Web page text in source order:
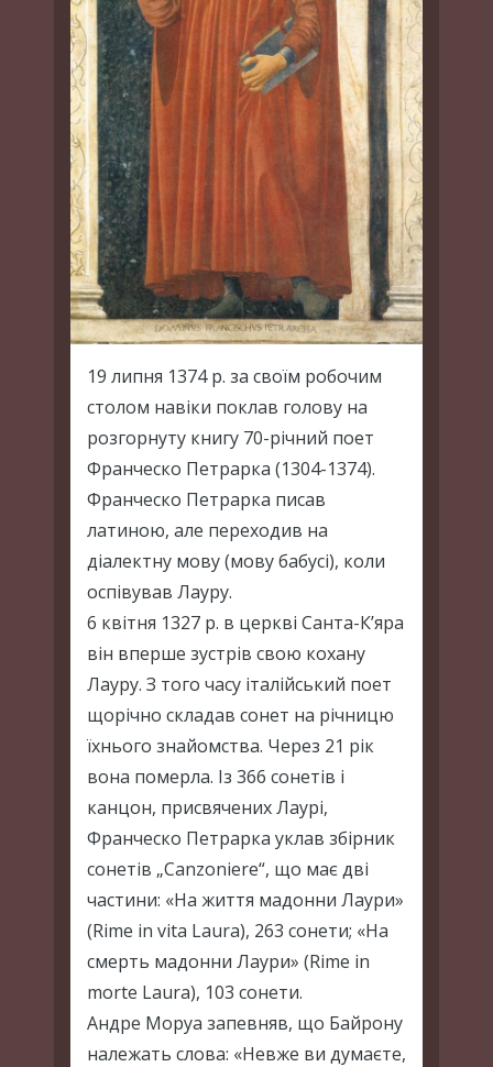
19 липня 1374 р. за своїм робочим
столом навіки поклав голову на
розгорнуту книгу 70-річний поет
Франческо Петрарка (1304-1374).
Франческо Петрарка писав
латиною, але переходив на
діалектну мову (мову бабусі), коли
оспівував Лауру.
6 квітня 1327 р. в церкві Санта-К’яра
він вперше зустрів свою кохану
Лауру. З того часу італійський поет
щорічно складав сонет на річницю
їхнього знайомства. Через 21 рік
вона померла. Із 366 сонетів і
канцон, присвячених Лаурі,
Франческо Петрарка уклав збірник
сонетів „Canzoniere“, що має дві
частини: «На життя мадонни Лаури»
(Rime in vita Laura), 263 сонети; «На
смерть мадонни Лаури» (Rime in
morte Laura), 103 сонети.
Андре Моруа запевняв, що Байрону
належать слова: «Невже ви думаєте,